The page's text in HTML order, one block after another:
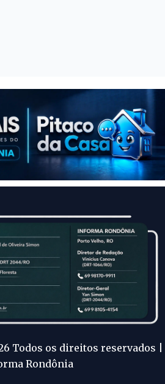
Todos os direitos reservados |
Rondônia